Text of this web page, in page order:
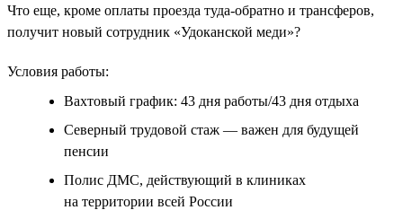
Что еще, кроме оплаты проезда туда-обратно и трансферов,
получит новый сотрудник «Удоканской меди»?
Условия работы:
Вахтовый график: 43 дня работы/43 дня отдыха
Северный трудовой стаж — важен для будущей
пенсии
Полис ДМС, действующий в клиниках
на территории всей России